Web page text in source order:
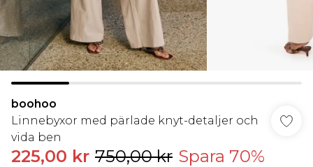
boohoo
Linnebyxor med pärlade knyt-detaljer och
vida ben
225,00 kr 750,00 kr Spara 70%